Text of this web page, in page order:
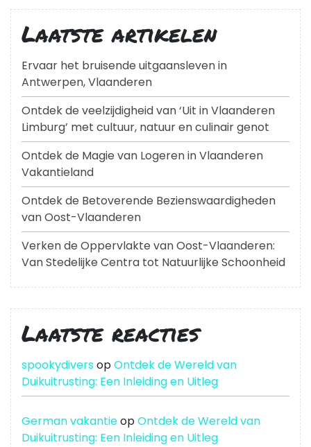
Laatste artikelen
Ervaar het bruisende uitgaansleven in
Antwerpen, Vlaanderen
Ontdek de veelzijdigheid van ‘Uit in Vlaanderen
Limburg’ met cultuur, natuur en culinair genot
Ontdek de Magie van Logeren in Vlaanderen
Vakantieland
Ontdek de Betoverende Bezienswaardigheden
van Oost-Vlaanderen
Verken de Oppervlakte van Oost-Vlaanderen:
Van Stedelijke Centra tot Natuurlijke Schoonheid
Laatste reacties
spookydiversopOntdek de Wereld van
Duikuitrusting: Een Inleiding en Uitleg
German vakantieopOntdek de Wereld van
Duikuitrusting: Een Inleiding en Uitleg